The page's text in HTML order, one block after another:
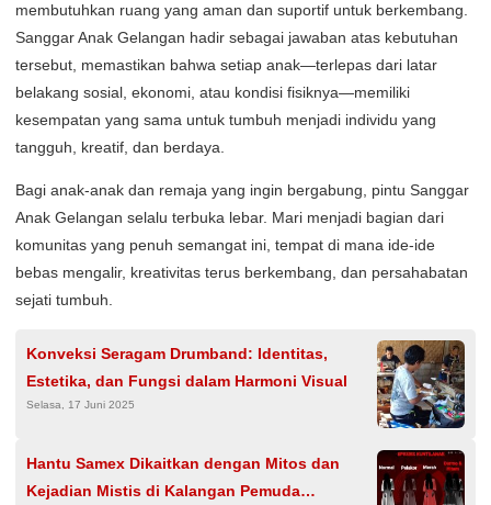
membutuhkan ruang yang aman dan suportif untuk berkembang.
Sanggar Anak Gelangan hadir sebagai jawaban atas kebutuhan
tersebut, memastikan bahwa setiap anak—terlepas dari latar
belakang sosial, ekonomi, atau kondisi fisiknya—memiliki
kesempatan yang sama untuk tumbuh menjadi individu yang
tangguh, kreatif, dan berdaya.
Bagi anak-anak dan remaja yang ingin bergabung, pintu Sanggar
Anak Gelangan selalu terbuka lebar. Mari menjadi bagian dari
komunitas yang penuh semangat ini, tempat di mana ide-ide
bebas mengalir, kreativitas terus berkembang, dan persahabatan
sejati tumbuh.
Konveksi Seragam Drumband: Identitas,
Estetika, dan Fungsi dalam Harmoni Visual
Selasa, 17 Juni 2025
Hantu Samex Dikaitkan dengan Mitos dan
Kejadian Mistis di Kalangan Pemuda